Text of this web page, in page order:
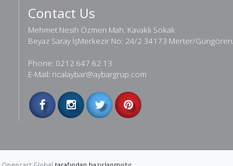
Contact Us
Mehmet Nesih Özmen Mah. Kavaklı Sokak
Beyaz Saray İşMerkezir No: 24/2 34173 Merter/
Phone: 0212 647 62 13
E-Mail: ricalaybar@aybargrup.com